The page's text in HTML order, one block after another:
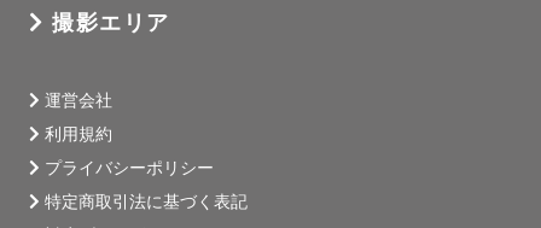
撮影エリア
運営会社
利用規約
プライバシーポリシー
特定商取引法に基づく表記